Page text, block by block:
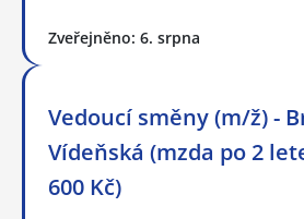
Zveřejněno: 6. srpna
Vedoucí směny (m/ž) -
Vídeňská (mzda po 2
600 Kč)